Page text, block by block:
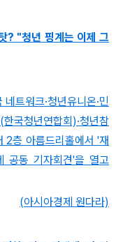
? "청년 핑계는 이제 그
트워크·청년유니온·민
한국청년연합회)·청년참
2층 아름드리홀에서 '재
공동 기자회견'을 열고
(아시아경제 원다라)